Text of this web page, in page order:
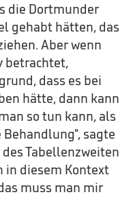
die Dortmunder
gehabt hätten, das
Aber wenn
betrachtet,
dass es bei
hätte, dann kann
so tun kann, als
sagte
Tabellenzweiten
in diesem Kontext
muss man mir